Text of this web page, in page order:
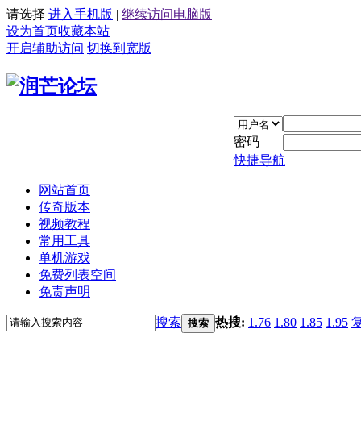
请选择 进入手机版 | 继续访问电脑版
设为首页收藏本站
开启辅助访问 切换到宽版
密码
快捷导航
网站首页
传奇版本
视频教程
常用工具
单机游戏
免费列表空间
免责声明
搜索 搜索 热搜: 1.76 1.80 1.85 1.95